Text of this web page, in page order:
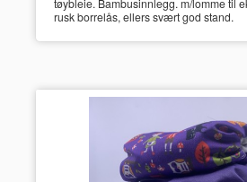
rusk borrelås, ellers svært god stand.